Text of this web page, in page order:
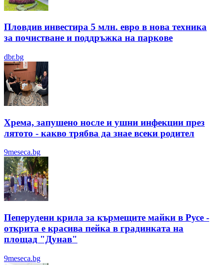
Пловдив инвестира 5 млн. евро в нова техника
за почистване и поддръжка на паркове
dbr.bg
Хрема, запушено носле и ушни инфекции през
лятотo - какво трябва да знае всеки родител
9meseca.bg
Пеперудени крила за кърмещите майки в Русе -
открита е красива пейка в градинката на
площад "Дунав"
9meseca.bg